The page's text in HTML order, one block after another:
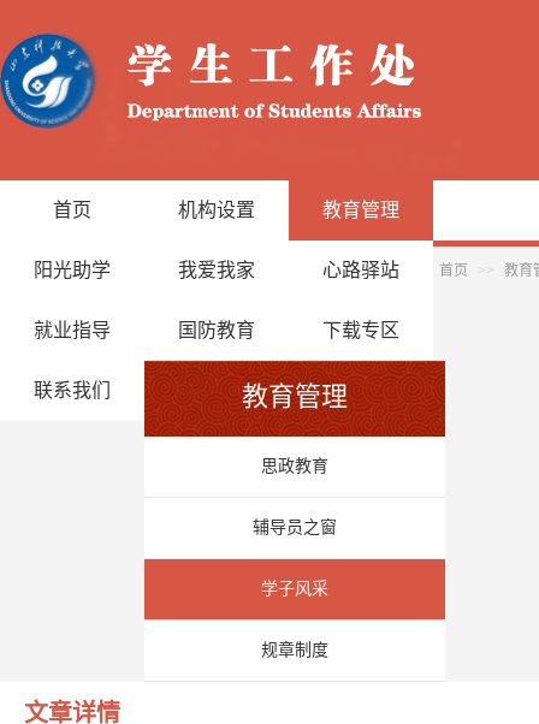
首页 机构设置 教育管理
阳光助学 我爱我家 心路驿站
就业指导 国防教育 下载专区
联系我们
首页 >> 教育
教育管理
思政教育
辅导员之窗
学子风采
规章制度
文章详情